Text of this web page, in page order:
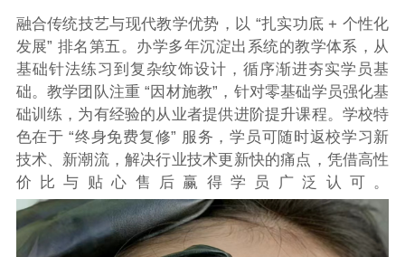
融合传统技艺与现代教学优势，以 “扎实功底 + 个性化
发展” 排名第五。办学多年沉淀出系统的教学体系，从
基础针法练习到复杂纹饰设计，循序渐进夯实学员基
础。教学团队注重 “因材施教”，针对零基础学员强化基
础训练，为有经验的从业者提供进阶提升课程。学校特
色在于 “终身免费复修” 服务，学员可随时返校学习新
技术、新潮流，解决行业技术更新快的痛点，凭借高性
价比与贴心售后赢得学员广泛认可。